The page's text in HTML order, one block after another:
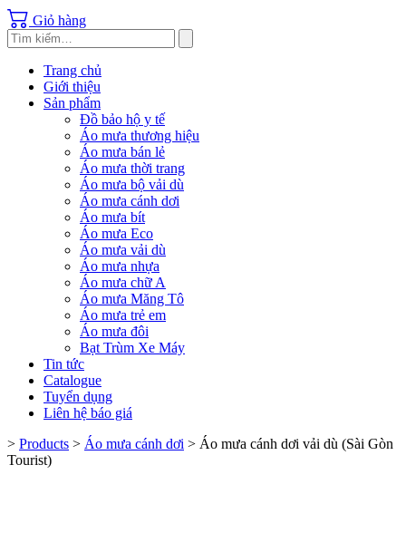
Giỏ hàng
Trang chủ
Giới thiệu
Sản phẩm
Đồ bảo hộ y tế
Áo mưa thương hiệu
Áo mưa bán lẻ
Áo mưa thời trang
Áo mưa bộ vải dù
Áo mưa cánh dơi
Áo mưa bít
Áo mưa Eco
Áo mưa vải dù
Áo mưa nhựa
Áo mưa chữ A
Áo mưa Măng Tô
Áo mưa trẻ em
Áo mưa đôi
Bạt Trùm Xe Máy
Tin tức
Catalogue
Tuyển dụng
Liên hệ báo giá
> Products > Áo mưa cánh dơi > Áo mưa cánh dơi vải dù (Sài Gòn
Tourist)